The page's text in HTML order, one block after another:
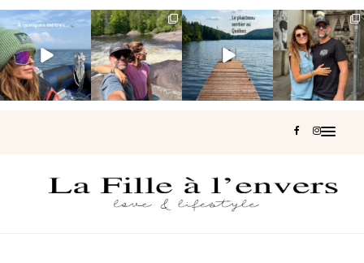
Voir une baleine
en photo, c’est
impressionnant
🐋...
Les Laurentides,
le Québec
version nature.
...
Et si je te disais
qu’il existe un
sentier où tu...
127 37
Montréal, une
très belle
surprise 🇨🇦
444